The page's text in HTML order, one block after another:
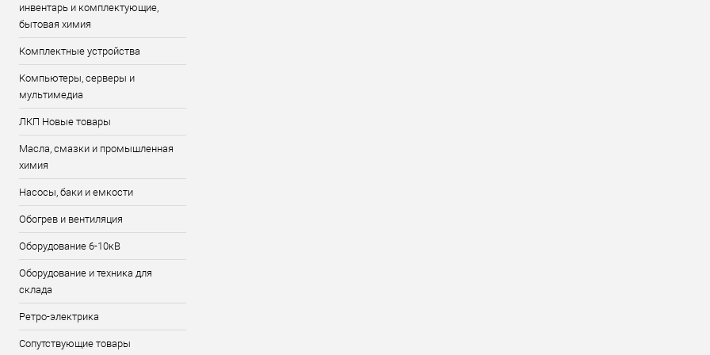
инвентарь и комплектующие,
бытовая химия
Комплектные устройства
Компьютеры, серверы и
мультимедиа
ЛКП Новые товары
Масла, смазки и промышленная
химия
Насосы, баки и емкости
Обогрев и вентиляция
Оборудование 6-10кВ
Оборудование и техника для
склада
Ретро-электрика
Сопутствующие товары